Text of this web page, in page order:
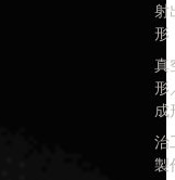
射
形
真
形
成
治
製